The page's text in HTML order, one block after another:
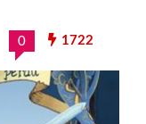
0 1722